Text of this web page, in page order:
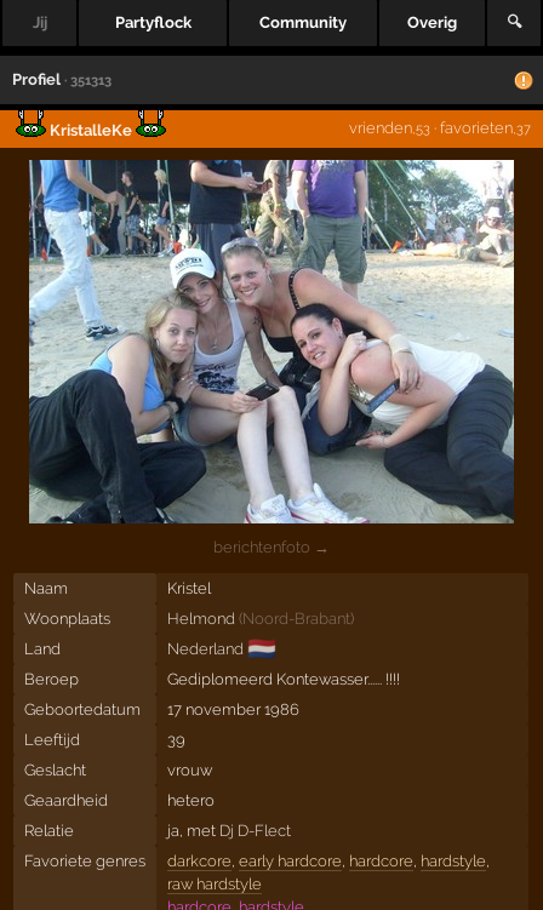
Jij Partyflock Community Overig 🔍
Profiel · 351313
KristalleKe vrienden,53· favorieten,37
berichtenfoto →
Naam
Kristel
Woonplaats
Helmond (Noord-Brabant)
Land
Nederland 🇳🇱
Beroep
Gediplomeerd Kontewasser...... !!!!
Geboortedatum
17 november 1986
Leeftijd
39
Geslacht
vrouw
Geaardheid
hetero
Relatie
ja, met Dj D-Flect
Favoriete genres
darkcore early hardcore hardcore hardstyle
raw hardstyle